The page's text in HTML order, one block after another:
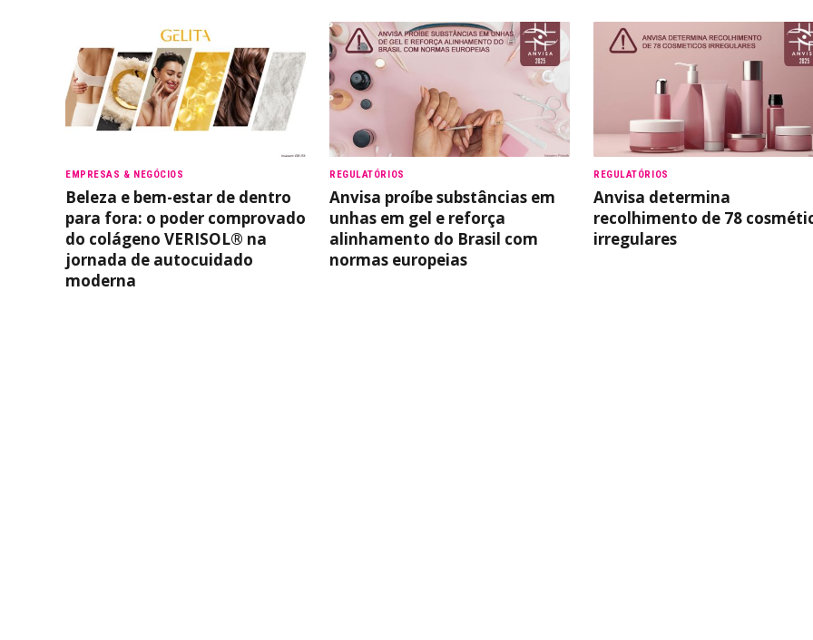
EMPRESAS & NEGÓCIOS
Beleza e bem-estar de dentro
para fora: o poder comprovado
do colágeno VERISOL® na
jornada de autocuidado
moderna
REGULATÓRIOS
Anvisa proíbe substâncias em
unhas em gel e reforça
alinhamento do Brasil com
normas europeias
REGULATÓRIOS
Anvisa determina
recolhimento de 78
irregulares